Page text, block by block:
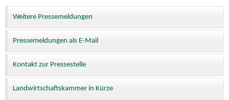
Weitere Pressemeldungen
Pressemeldungen als E-Mail
Kontakt zur Pressestelle
Landwirtschaftskammer in Kürze